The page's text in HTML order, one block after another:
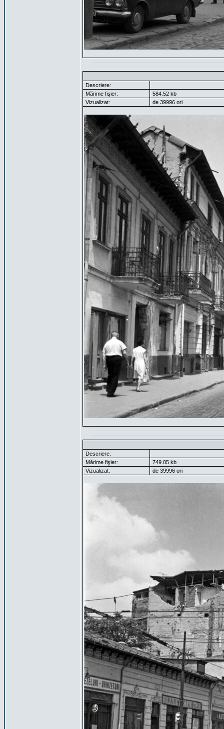
Descriere:
Mărime fişier:
584.52 kb
Vizualizat:
de 39996 ori
Descriere:
Mărime fişier:
749.05 kb
Vizualizat:
de 39996 ori